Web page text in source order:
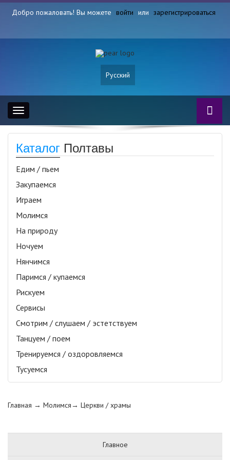
Добро пожаловать! Вы можете войти или зарегистрироваться
Русский
Toggle
navigation
Каталог Полтавы
Едим / пьем
Закупаемся
Играем
Молимся
На природу
Ночуем
Нянчимся
Паримся / купаемся
Рискуем
Сервисы
Смотрим / слушаем / эстетствуем
Танцуем / поем
Тренируемся / оздоровляемся
Тусуемся
Главная → Молимся→ Церкви / храмы
Главное